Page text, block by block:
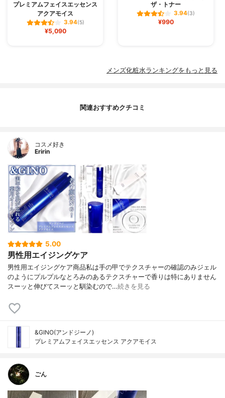
プレミアムフェイスエッセンス
アクアモイス
3.94(5)
¥5,090
ザ・トナー
3.94(3)
¥990
メンズ化粧水ランキングをもっと見る
関連おすすめクチコミ
コスメ好き
Eririn
5.00
男性用エイジングケア
男性用エイジングケア商品私は手の甲でテクスチャーの確認のみジェル
のようにプルプルなとろみのあるテクスチャーで香りは特にありません
スーッと伸びてスーッと馴染むので…続きを見る
&GINO(アンドジーノ)
プレミアムフェイスエッセンス アクアモイス
ごん